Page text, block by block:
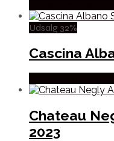
Udsalg 32%
Cascina
Chateau
2023